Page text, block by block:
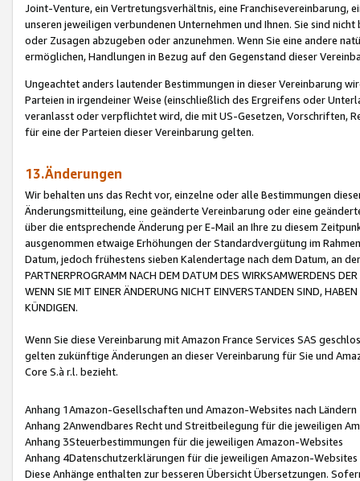
Joint-Venture, ein Vertretungsverhältnis, eine Franchisevereinbarung,
unseren jeweiligen verbundenen Unternehmen und Ihnen. Sie sind
oder Zusagen abzugeben oder anzunehmen. Wenn Sie eine andere
ermöglichen, Handlungen in Bezug auf den Gegenstand dieser
Ungeachtet anders lautender Bestimmungen in dieser Vereinbarung
Parteien in irgendeiner Weise (einschließlich des Ergreifens oder
veranlasst oder verpflichtet wird, die mit US-Gesetzen, Vorschriften,
für eine der Parteien dieser Vereinbarung gelten.
13.Änderungen
Wir behalten uns das Recht vor, einzelne oder alle Bestimmungen
Änderungsmitteilung, eine geänderte Vereinbarung oder eine
über die entsprechende Änderung per E-Mail an Ihre zu diesem
ausgenommen etwaige Erhöhungen der Standardvergütung im
Datum, jedoch frühestens sieben Kalendertage nach dem Datum, an
PARTNERPROGRAMM NACH DEM DATUM DES WIRKSAMWERDENS
WENN SIE MIT EINER ÄNDERUNG NICHT EINVERSTANDEN SIND,
KÜNDIGEN.
Wenn Sie diese Vereinbarung mit Amazon France Services SAS
gelten zukünftige Änderungen an dieser Vereinbarung für Sie und
Core S.à r.l. bezieht.
Anhang 1Amazon-Gesellschaften und Amazon-Websites nach Ländern
Anhang 2Anwendbares Recht und Streitbeilegung für die jeweiligen
Anhang 3Steuerbestimmungen für die jeweiligen Amazon-Websites
Anhang 4Datenschutzerklärungen für die jeweiligen Amazon-Websites
Diese Anhänge enthalten zur besseren Übersicht Übersetzungen.